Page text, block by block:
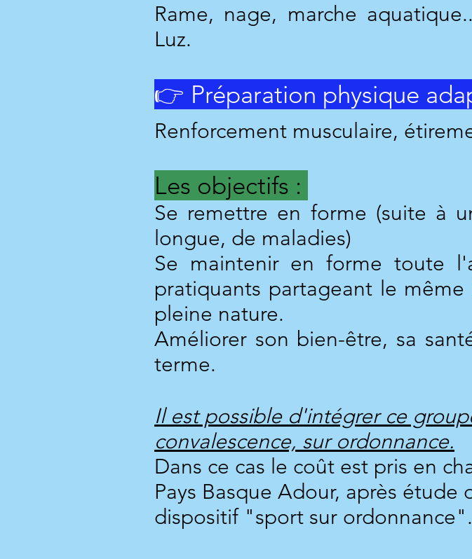
Rame, nage, marche
Luz.
👉 Préparation physique
Renforcement musculaire,
Les objectifs :
Se remettre en forme (suite à
longue, de maladies)
Se maintenir en forme toute
pratiquants partageant le
pleine nature.
Améliorer son bien-être, sa
terme.
Il est possible d'intégrer ce
convalescence, sur ordonnance.
Dans ce cas le coût est pris en
Pays Basque Adour, après étude
dispositif "sport sur ordonnance".